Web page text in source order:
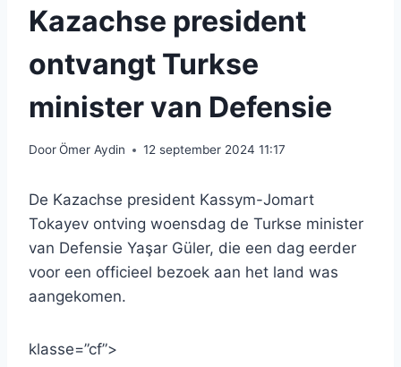
Kazachse president
ontvangt Turkse
minister van Defensie
DoorÖmer Aydin 12 september 2024 11:17
De Kazachse president Kassym-Jomart
Tokayev ontving woensdag de Turkse minister
van Defensie Yaşar Güler, die een dag eerder
voor een officieel bezoek aan het land was
aangekomen.
klasse=”cf”>